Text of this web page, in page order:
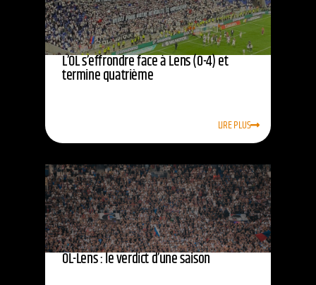
L’OL s’effrondre face à Lens (0-4) et
termine quatrième
LIRE PLUS
OL-Lens : le verdict d’une saison